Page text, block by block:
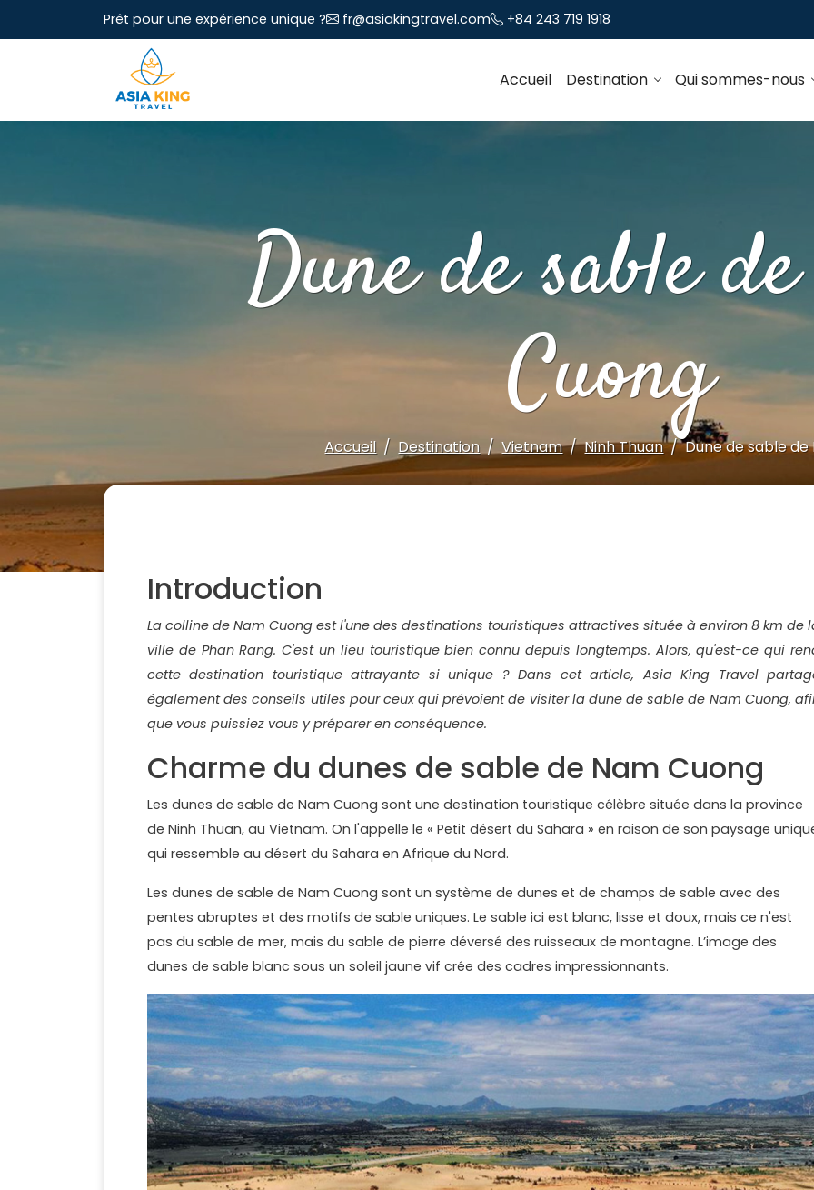
Prêt pour une expérience unique ? fr@asiakingtravel.com +84 243 719 1918
Accueil Destination Qui sommes-nous
Dune de sable
Cuong
Accueil Destination Vietnam Ninh Thuan Dune de sable de
Introduction
La colline de Nam Cuong est l'une des destinations touristiques attractives située à environ 8 km de
ville de Phan Rang. C'est un lieu touristique bien connu depuis longtemps. Alors, qu'est-ce qui
cette destination touristique attrayante si unique ? Dans cet article, Asia King Travel
également des conseils utiles pour ceux qui prévoient de visiter la dune de sable de Nam Cuong,
que vous puissiez vous y préparer en conséquence.
Charme du dunes de sable de Nam Cuong
Les dunes de sable de Nam Cuong sont une destination touristique célèbre située dans la province
de Ninh Thuan, au Vietnam. On l'appelle le « Petit désert du Sahara » en raison de son paysage
qui ressemble au désert du Sahara en Afrique du Nord.
Les dunes de sable de Nam Cuong sont un système de dunes et de champs de sable avec des
pentes abruptes et des motifs de sable uniques. Le sable ici est blanc, lisse et doux, mais ce n'est
pas du sable de mer, mais du sable de pierre déversé des ruisseaux de montagne. L’image des
dunes de sable blanc sous un soleil jaune vif crée des cadres impressionnants.